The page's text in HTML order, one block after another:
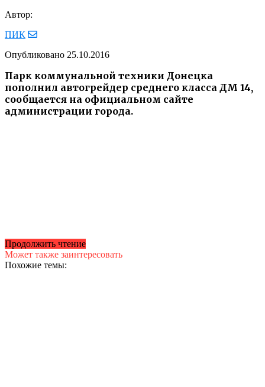
Автор:
ПИК
Опубликовано 25.10.2016
Парк коммунальной техники Донецка
пополнил автогрейдер среднего класса ДМ 14,
сообщается на официальном сайте
администрации города.
Продолжить чтение
Может также заинтересовать
Похожие темы: